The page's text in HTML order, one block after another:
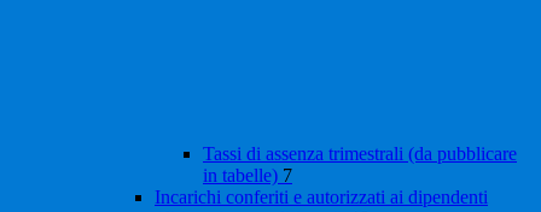
Tassi di assenza trimestrali (da pubblicare
in tabelle) 7
Incarichi conferiti e autorizzati ai dipendenti